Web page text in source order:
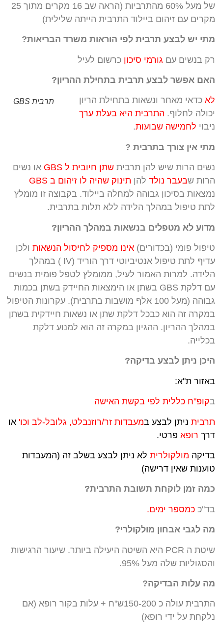
של מעל 60% מהתרביות (הראה שב 16 מקרים מתוך 25
מקרים עם זיהום ביילוד התרבית הייתה שלילית)
מתי יש לבצע תרבית לפי הוראות משרד הבריאות?
רק בנשים עם גורמי סיכון כרשום לעיל
האם אפשר לבצע תרבית בתחילת ההריון?
תרבית GBS לא כדאי מאחר ונשאות בתחילת הריון
יכולה לחלוף. התרבית היא בעלת ערך
ניבוי לחמישה שבועות.
מתי אין צורך בתרבית ?
נשים הרות שיש להן תרבית שתן חיובית ל GBS
או נשים
הרות שבעבר נולד להן תינוק שהיה לו זיהום ב GBS
נמצאות בסיכון גבוהה למחלה ביילוד. בקבוצה זו מומלץ
לתת טיפול במהלך הלידה ללא תלות בתרבית.
מדוע לא מטפלים בנשאות במהלך ההריון?
טיפול פומי (בכדורים) אינו מספיק לחיסול הנשאות ולכן
עדיף לתת טיפול אנטיביוטי דרך הוריד (IV ) במהלך
הלידה. למרות האמור לעיל, ממומלץ לטפל פומית בנשים
עם דלקת GBS בשתן או הימצאות החיידק בשתן בכמות
גבוהה (מעל 100 אלף מושבות בתרבית). עקרונות הטיפול
במקרה זה הוא כבכל דלקת שתן או נשאות חיידקית בשתן
במהלך ההריון. ההגיון במקרה זה הוא למנוע דלקת
בכלייה.
היכן ניתן לבצע בדיקה?
באזור ת"א:
בקופ"ח כללית לפי בקשת האישה
תרבית ניתן לבצע במעבדות זר/רוזנבלט, גלובל-לב וכו' או
דרך רופא פרטי.
בדיקה מולקולרית לא ניתן לבצע בשלב זה (המעבדות
טוענות שאין דרישה)
כמה זמן לוקחת תשובת התרבית?
בד"כ כמספר ימים.
מה לגבי אבחון מולקולרי?
שיטת ה PCR היא השיטה היעילה ביותר. שיעור הרגישות
והסגוליות שלה מעל 95%.
מה עלות הבדיקה?
התרבית עולה כ 150-200ש"ח + עלות בקור רופא (אם
נלקחת על ידי רופא)